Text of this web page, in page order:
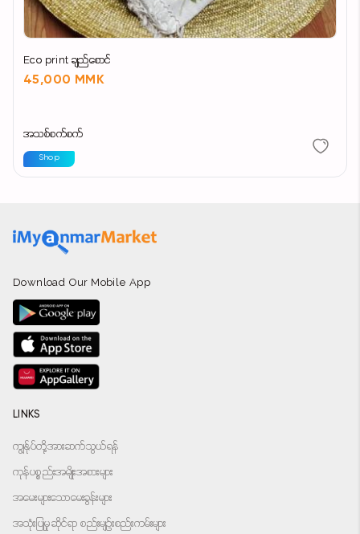
Eco print ချည်စောင်
45,000 MMK
အသစ်စက်စက်
Shop
Download Our Mobile App
LINKS
ကျွန်ုပ်တို့အားဆက်သွယ်ရန်
ကုန်ပစ္စည်းအမျိုးအစားများ
အမေးများသောမေးခွန်းများ
အသုံးပြုမှုဆိုင်ရာ စည်းမျဉ်းစည်းကမ်းများ